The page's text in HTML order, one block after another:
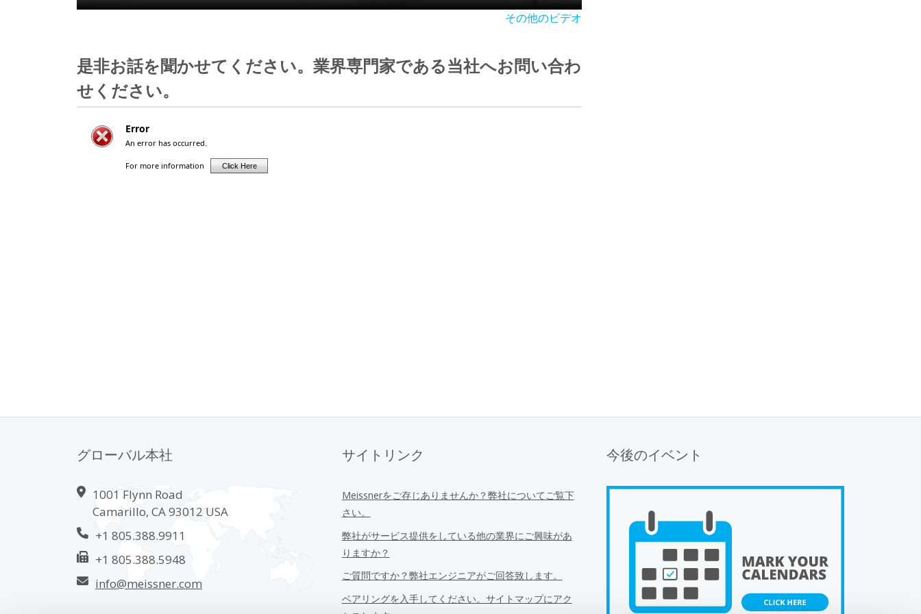
その他のビデオ
是非お話を聞かせてください。業界専門家である当社へお問い合わ
せください。
グローバル本社
1001 Flynn Road
Camarillo, CA 93012 USA
+1 805.388.9911
+1 805.388.5948
info@meissner.com
サイトリンク
Meissnerをご存じありませんか？弊社についてご覧下
さい。
弊社がサービス提供をしている他の業界にご興味があ
りますか？
ご質問ですか？弊社エンジニアがご回答致します。
ベアリングを入手してください。サイトマップにアク
今後のイベント